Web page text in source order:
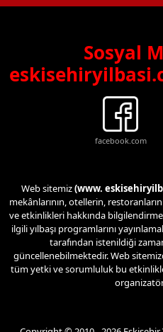
Sosyal
facebook.com
Web sitemiz(www.
mekânlarının, otellerin,
ve etkinlikleri hakkında
ilgili yılbaşı programlarını
tarafından istenildiği
güncellenebilmektedir. Web
tüm yetki ve sorumluluk bu